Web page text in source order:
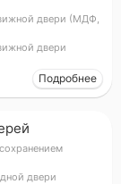
двери (МДФ,
двери
Подробнее
двери